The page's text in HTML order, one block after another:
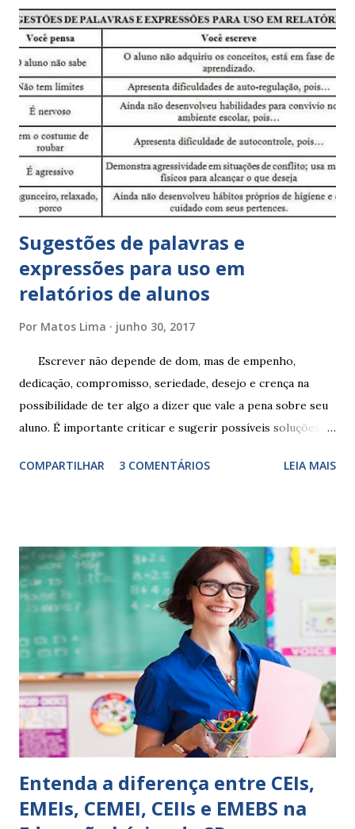
Sugestões de palavras e
expressões para uso em
relatórios de alunos
Por Matos Lima junho 30, 2017
Escrever não depende de dom, mas de empenho,
dedicação, compromisso, seriedade, desejo e crença na
possibilidade de ter algo a dizer que vale a pena sobre seu
aluno. É importante criticar e sugerir possíveis soluções.
exercitação. E encontrar a melhor maneira de expressar o
sempre as intervenções feitas para ações apresentadas,
isso ressalta trabalho. SUGESTÕES DE PALAVRAS E
EXPRESSÕES PARA USO EM RELATÓRIOS Você pensa Você
escreve O aluno não sabe O aluno não adquiriu os
conceitos, está em fase de aprendizado. Não tem limites
Apresenta dificuldades de auto-regulação, pois… É nervoso
Ainda não desenvolveu habilidades para convívio no
ambiente...
COMPARTILHAR 3 COMENTÁRIOS LEIA MAIS
Entenda a diferença entre CEIs,
EMEIs, CEMEI, CEIIs e EMEBS na